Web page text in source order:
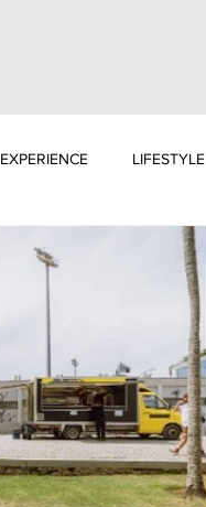
EXPERIENCE LIFESTYLE